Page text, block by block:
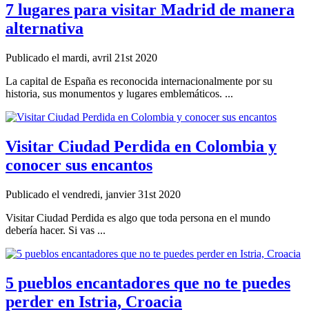
7 lugares para visitar Madrid de manera
alternativa
Publicado el mardi, avril 21st 2020
La capital de España es reconocida internacionalmente por su
historia, sus monumentos y lugares emblemáticos. ...
Visitar Ciudad Perdida en Colombia y
conocer sus encantos
Publicado el vendredi, janvier 31st 2020
Visitar Ciudad Perdida es algo que toda persona en el mundo
debería hacer. Si vas ...
5 pueblos encantadores que no te puedes
perder en Istria, Croacia